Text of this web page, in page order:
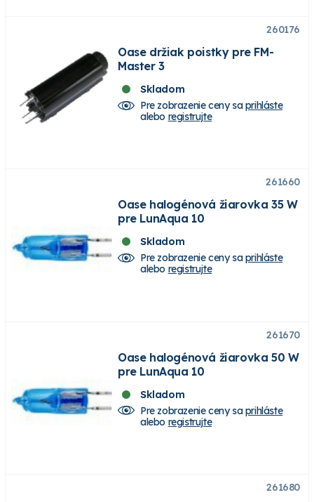
260176
Oase držiak poistky pre FM-
Master 3
Skladom
Pre zobrazenie ceny saprihláste
alebo registrujte
261660
Oase halogénová žiarovka 35 W
pre LunAqua 10
Skladom
Pre zobrazenie ceny saprihláste
alebo registrujte
261670
Oase halogénová žiarovka 50 W
pre LunAqua 10
Skladom
Pre zobrazenie ceny saprihláste
alebo registrujte
261680